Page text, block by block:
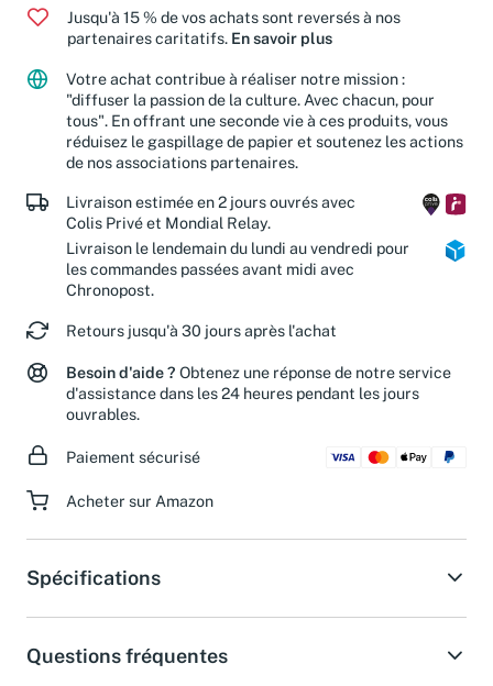
Jusqu'à 15 % de vos achats sont reversés à nos
partenaires caritatifs. En savoir plus
Votre achat contribue à réaliser notre mission :
"diffuser la passion de la culture. Avec chacun, pour
tous". En offrant une seconde vie à ces produits, vous
réduisez le gaspillage de papier et soutenez les actions
de nos associations partenaires.
Livraison estimée en 2 jours ouvrés avec
Colis Privé et Mondial Relay.
Livraison le lendemain du lundi au vendredi pour
les commandes passées avant midi avec
Chronopost.
Retours jusqu'à 30 jours après l'achat
Besoin d'aide ? Obtenez une réponse de notre service
d'assistance dans les 24 heures pendant les jours
ouvrables.
Paiement sécurisé
Acheter sur Amazon
Spécifications
Questions fréquentes